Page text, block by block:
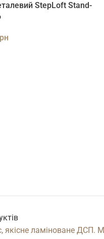
StepLoft Stand-
ламіноване ДСП.